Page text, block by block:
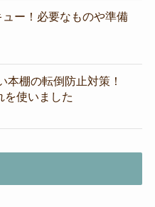
ー！必要なものや準備
本棚の転倒防止対策！
を使いました